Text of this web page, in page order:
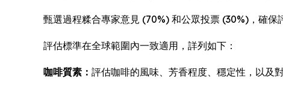
甄選過程糅合專家意見 (70%) 和公眾投票 (30%)，確保
評估標準在全球範圍內一致適用，詳列如下：
咖啡質素： 評估咖啡的風味、芳香程度、穩定性，以及